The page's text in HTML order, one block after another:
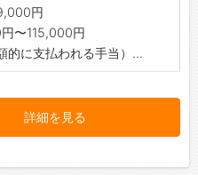
円
〜115,000円
的に支払われる手当）...
詳細を見る